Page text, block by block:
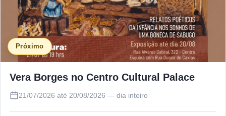
Próximo
Vera Borges no Centro Cultural Palace
21/07/2026 até 20/08/2026 — dia inteiro